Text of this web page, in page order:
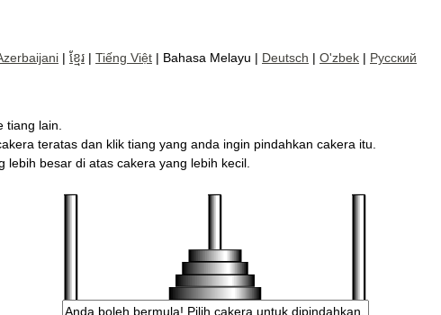
| ខ្មែរ | Tiếng Việt | Bahasa Melayu | Deutsch | O'zbek | Русский
tiang lain.
teratas dan klik tiang yang anda ingin pindahkan cakera itu.
besar di atas cakera yang lebih kecil.